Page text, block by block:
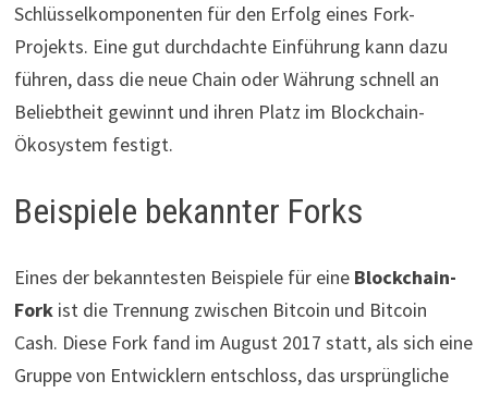
Schlüsselkomponenten für den Erfolg eines Fork-
Projekts. Eine gut durchdachte Einführung kann dazu
führen, dass die neue Chain oder Währung schnell an
Beliebtheit gewinnt und ihren Platz im Blockchain-
Ökosystem festigt.
Beispiele bekannter Forks
Eines der bekanntesten Beispiele für eine Blockchain-
Forkist die Trennung zwischen Bitcoin und Bitcoin
Cash. Diese Fork fand im August 2017 statt, als sich eine
Gruppe von Entwicklern entschloss, das ursprüngliche